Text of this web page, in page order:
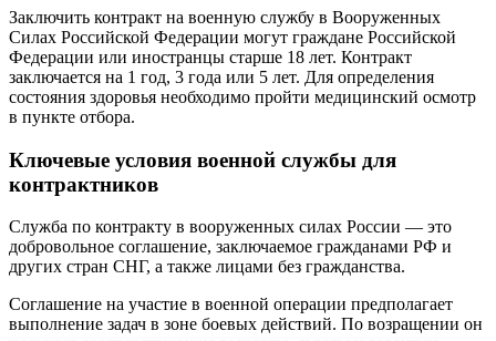
Заключить контракт на военную службу в Вооруженных
Силах Российской Федерации могут граждане Российской
Федерации или иностранцы старше 18 лет. Контракт
заключается на 1 год, 3 года или 5 лет. Для определения
состояния здоровья необходимо пройти медицинский осмотр
в пункте отбора.
Ключевые условия военной службы для
контрактников
Служба по контракту в вооруженных силах России — это
добровольное соглашение, заключаемое гражданами РФ и
других стран СНГ, а также лицами без гражданства.
Соглашение на участие в военной операции предполагает
выполнение задач в зоне боевых действий. По возращении он